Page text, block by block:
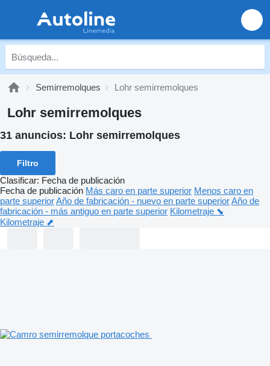
Semirremolques Lohr semirremolques
Lohr semirremolques
31 anuncios: Lohr semirremolques
Filtro
Clasificar: Fecha de publicación
Fecha de publicación Más caro en parte superior Menos caro en
parte superiorAño de fabricación - nuevo en parte superiorAño de
fabricación - más antiguo en parte superior Kilometraje ⬊
Kilometraje ⬈